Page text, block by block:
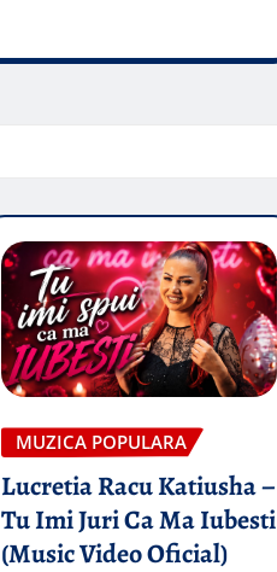
MUZICA POPULARA
Lucretia Racu Katiusha –
Tu Imi Juri Ca Ma Iubesti
(Music Video Oficial)